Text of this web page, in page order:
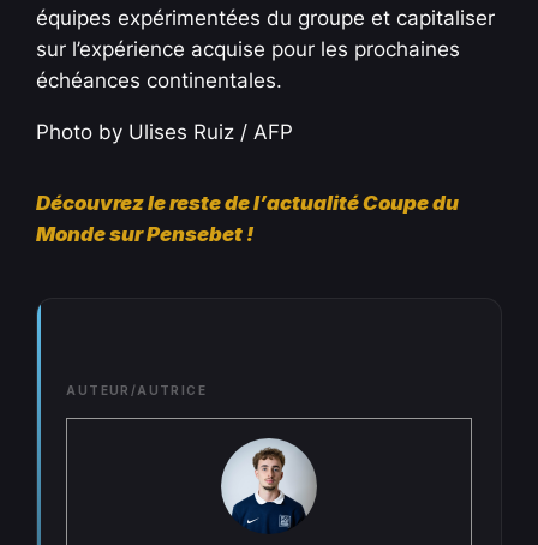
équipes expérimentées du groupe et capitaliser
sur l’expérience acquise pour les prochaines
échéances continentales.
Photo by Ulises Ruiz / AFP
Découvrez le reste de l’actualité Coupe du
Monde sur Pensebet !
AUTEUR/AUTRICE